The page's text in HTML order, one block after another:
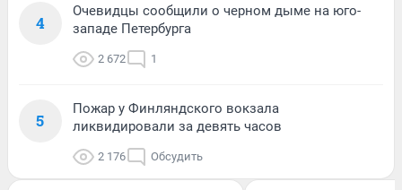
4
Очевидцы сообщили о черном дыме на юго-
западе Петербурга
2 672 1
5
Пожар у Финляндского вокзала
ликвидировали за девять часов
2 176 Обсудить